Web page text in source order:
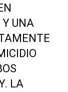
Y UNA
LA